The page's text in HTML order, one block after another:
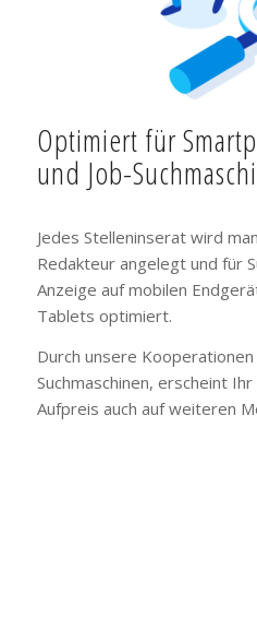
Optimiert für
und Job-
Jedes Stelleninserat wird
Redakteur angelegt und für
Anzeige auf mobilen
Tablets optimiert.
Durch unsere
Suchmaschinen, erscheint
Aufpreis auch auf weiteren